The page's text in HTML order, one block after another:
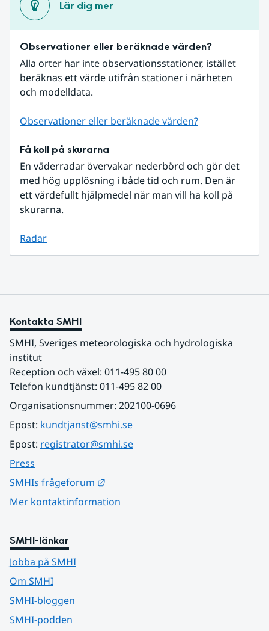
Lär dig mer
Observationer eller beräknade värden?
Alla orter har inte observationsstationer, istället
beräknas ett värde utifrån stationer i närheten
och modelldata.
Observationer eller beräknade värden?
Få koll på skurarna
En väderradar övervakar nederbörd och gör det
med hög upplösning i både tid och rum. Den är
ett värdefullt hjälpmedel när man vill ha koll på
skurarna.
Radar
Kontakta SMHI
SMHI, Sveriges meteorologiska och hydrologiska
institut
Reception och växel: 011-495 80 00
Telefon kundtjänst: 011-495 82 00
Organisationsnummer: 202100-0696
Epost: kundtjanst@smhi.se
Epost: registrator@smhi.se
Press
SMHIs frågeforum
Mer kontaktinformation
SMHI-länkar
Jobba på SMHI
Om SMHI
SMHI-bloggen
SMHI-podden